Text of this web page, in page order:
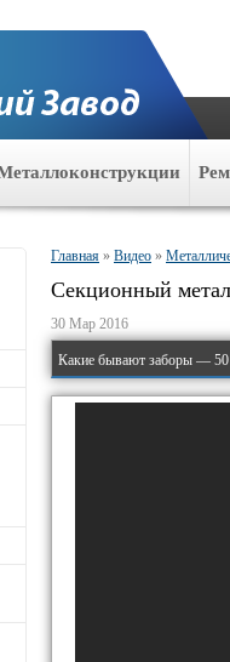
Главная » Видео »
Секционный
30 Мар 2016
Какие бывают заборы — 50